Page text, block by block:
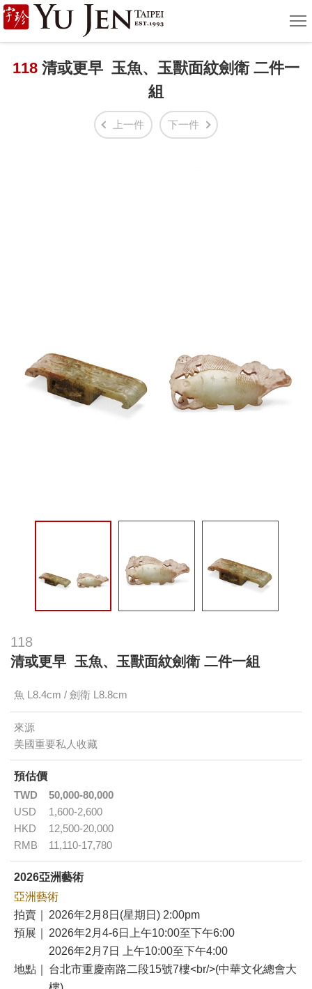
宇
珍
國
單
118 清或更早 玉魚、玉獸面紋劍衛 二件一
組
上一件 下一件
118
清或更早 玉魚、玉獸面紋劍衛 二件一組
魚 L8.4cm / 劍衛 L8.8cm
來源
美國重要私人收藏
預估價
TWD
50,000-80,000
USD
1,600-2,600
HKD
12,500-20,000
RMB
11,110-17,780
2026亞洲藝術
亞洲藝術
拍賣｜
2026年2月8日(星期日) 2:00pm
預展｜
2026年2月4-6日上午10:00至下午6:00
2026年2月7日 上午10:00至下午4:00
地點｜
台北市重慶南路二段15號7樓<br/>(中華文化總會大